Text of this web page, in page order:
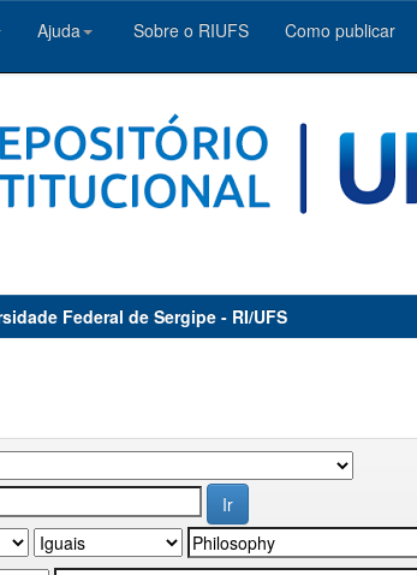
Ajuda Sobre o RIUFS Como publicar
Federal de Sergipe - RI/UFS